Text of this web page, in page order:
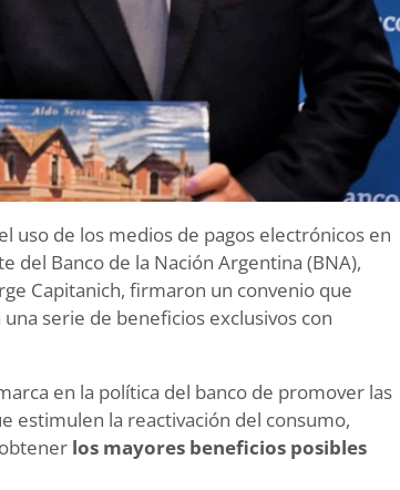
uso de los medios de pagos electrónicos en
del Banco de la Nación Argentina (BNA),
Capitanich, firmaron un convenio que
serie de beneficios exclusivos con
en la política del banco de promover las
estimulen la reactivación del consumo,
los mayores beneficios posibles